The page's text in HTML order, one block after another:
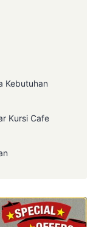
Kebutuhan
Kursi Cafe